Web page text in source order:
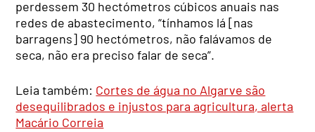
perdessem 30 hectómetros cúbicos anuais nas
redes de abastecimento, “tínhamos lá [nas
barragens] 90 hectómetros, não falávamos de
seca, não era preciso falar de seca”.
Leia também: Cortes de água no Algarve são
desequilibrados e injustos para agricultura, alerta
Macário Correia